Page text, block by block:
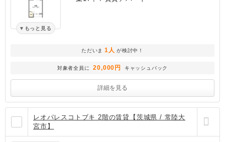
もっと見る
ただいま 1人 が検討中！
対象者全員に 20,000円 キャッシュバック
詳細を見る
レオパレスコトブキ 2階の賃貸【茨城県 / 常陸大
宮市】